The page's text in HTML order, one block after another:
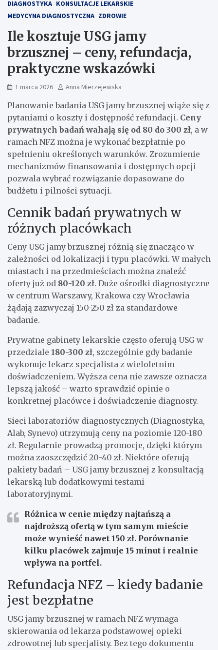
DIAGNOSTYKA KONSULTACJE LEKARSKIE
MEDYCYNA DIAGNOSTYCZNA ZDROWIE
Ile kosztuje USG jamy
brzusznej – ceny, refundacja,
praktyczne wskazówki
1 marca 2026 Anna Mierzejewska
Planowanie badania USG jamy brzusznej wiąże się z
pytaniami o koszty i dostępność refundacji. Ceny
prywatnych badań wahają się od 80 do 300 zł, a w
ramach NFZ można je wykonać bezpłatnie po
spełnieniu określonych warunków. Zrozumienie
mechanizmów finansowania i dostępnych opcji
pozwala wybrać rozwiązanie dopasowane do
budżetu i pilności sytuacji.
Cennik badań prywatnych w
różnych placówkach
Ceny USG jamy brzusznej różnią się znacząco w
zależności od lokalizacji i typu placówki. W małych
miastach i na przedmieściach można znaleźć
oferty już od 80-120 zł. Duże ośrodki diagnostyczne
w centrum Warszawy, Krakowa czy Wrocławia
żądają zazwyczaj 150-250 zł za standardowe
badanie.
Prywatne gabinety lekarskie często oferują USG w
przedziale 180-300 zł, szczególnie gdy badanie
wykonuje lekarz specjalista z wieloletnim
doświadczeniem. Wyższa cena nie zawsze oznacza
lepszą jakość – warto sprawdzić opinie o
konkretnej placówce i doświadczenie diagnosty.
Sieci laboratoriów diagnostycznych (Diagnostyka,
Alab, Synevo) utrzymują ceny na poziomie 120-180
zł. Regularnie prowadzą promocje, dzięki którym
można zaoszczędzić 20-40 zł. Niektóre oferują
pakiety badań – USG jamy brzusznej z konsultacją
lekarską lub dodatkowymi testami
laboratoryjnymi.
Różnica w cenie między najtańszą a
najdroższą ofertą w tym samym mieście
może wynieść nawet 150 zł. Porównanie
kilku placówek zajmuje 15 minut i realnie
wpływa na portfel.
Refundacja NFZ – kiedy badanie
jest bezpłatne
USG jamy brzusznej w ramach NFZ wymaga
skierowania od lekarza podstawowej opieki
zdrowotnej lub specjalisty. Bez tego dokumentu